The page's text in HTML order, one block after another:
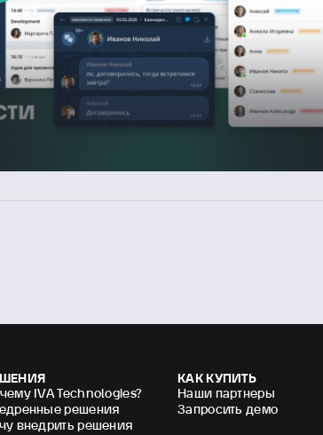
IVA Technologies?
решения
внедрить решения
КАК КУПИТЬ
Наши партнеры
Запросить демо